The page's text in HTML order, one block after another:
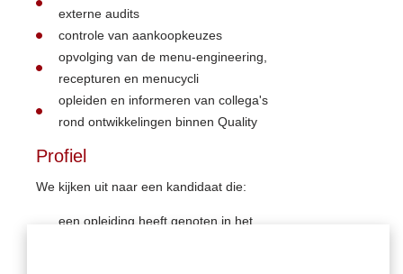
externe audits
controle van aankoopkeuzes
opvolging van de menu-engineering,
recepturen en menucycli
opleiden en informeren van collega's
rond ontwikkelingen binnen Quality
Profiel
We kijken uit naar een kandidaat die:
een opleiding heeft genoten in het